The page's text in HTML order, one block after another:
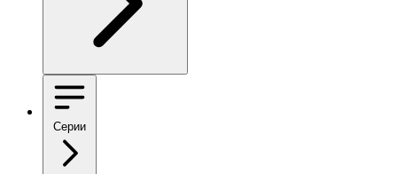
Серии